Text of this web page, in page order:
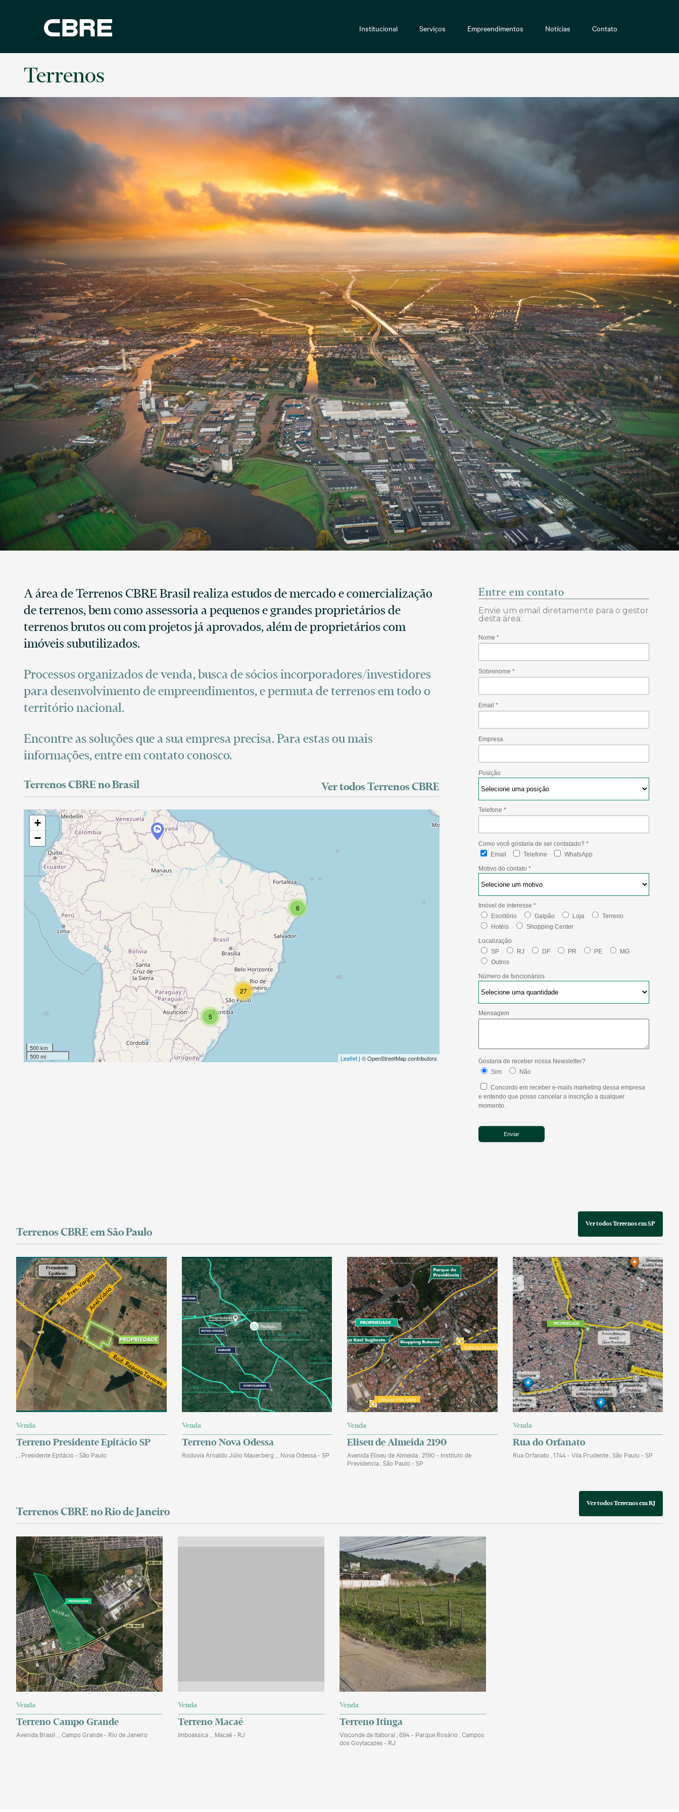
Institucional Serviços Empreendimentos Notícias Contato
Terrenos
A área de Terrenos CBRE Brasil realiza estudos de mercado e comercialização
de terrenos, bem como assessoria a pequenos e grandes proprietários de
terrenos brutos ou com projetos já aprovados, além de proprietários com
imóveis subutilizados.
Processos organizados de venda, busca de sócios incorporadores/investidores
para desenvolvimento de empreendimentos, e permuta de terrenos em todo o
território nacional.
Encontre as soluções que a sua empresa precisa. Para estas ou mais
informações, entre em contato conosco.
Terrenos CBRE no Brasil Ver todos Terrenos CBRE
6
5
27
🏞️
+
−
500 km
500 mi
Leaflet | © OpenStreetMap contributors
Entre em contato
Envie um email diretamente para o gestor
desta área:
Terrenos CBRE em São Paulo
Ver todos Terrenos em SP
Venda
Terreno Presidente Epitácio SP
, , Presidente Epitácio - São Paulo
Venda
Terreno Nova Odessa
Rodovia Arnaldo Júlio Mauerberg , , Nova Odessa - SP
Venda
Eliseu de Almeida 2190
Avenida Eliseu de Almeida , 2190 - Instituto de
Previdencia , São Paulo - SP
Venda
Rua do Orfanato
Rua Orfanato , 1744 - Vila Prudente , São Paulo - SP
Terrenos CBRE no Rio de Janeiro
Ver todos Terrenos em RJ
Venda
Terreno Campo Grande
Avenida Brasil , , Campo Grande - Rio de Janeiro
Venda
Terreno Macaé
Imboassica , , Macaé - RJ
Venda
Terreno Itinga
Visconde de Itaboraí , 694 - Parque Rosário , Campos
dos Goytacazes - RJ